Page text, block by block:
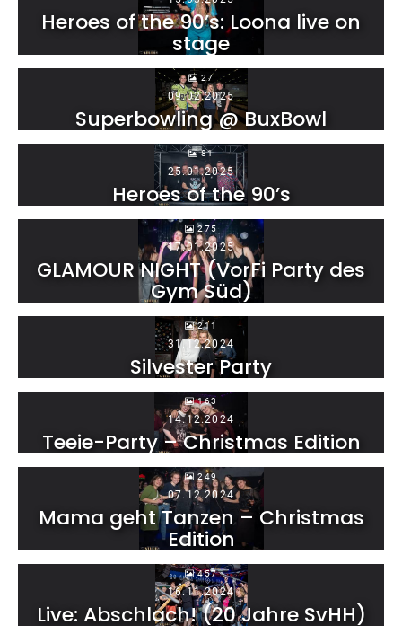
Heroes of the 90’s: Loona live on
stage
27
09.02.2025
Superbowling @ BuxBowl
81
25.01.2025
Heroes of the 90’s
275
17.01.2025
GLAMOUR NIGHT (VorFi Party des
Gym Süd)
211
31.12.2024
Silvester Party
163
14.12.2024
Teeie-Party – Christmas Edition
249
07.12.2024
Mama geht Tanzen – Christmas
Edition
457
16.11.2024
Live: Abschlach! (20 Jahre SvHH)